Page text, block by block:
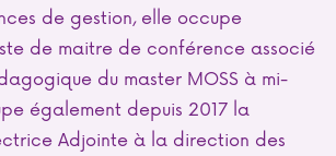
de gestion, elle occupe
de maitre de conférence associé
du master MOSS à mi-
également depuis 2017 la
Adjointe à la direction des